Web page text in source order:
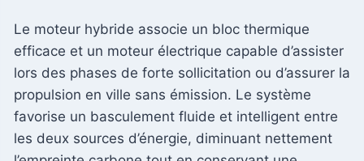
Le moteur hybride associe un bloc thermique
efficace et un moteur électrique capable d’assister
lors des phases de forte sollicitation ou d’assurer la
propulsion en ville sans émission. Le système
favorise un basculement fluide et intelligent entre
les deux sources d’énergie, diminuant nettement